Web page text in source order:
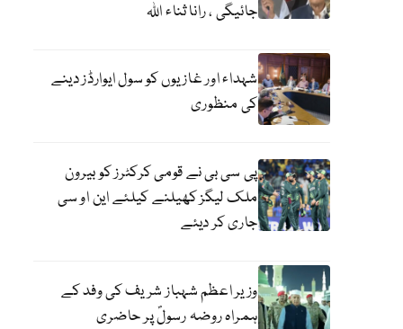
جائیگی ، رانا ثناء اللہ
شہداء اور غازیوں کو سول ایوارڈز دینے
کی منظوری
پی سی بی نے قومی کرکٹرز کو بیرون
ملک لیگز کھیلنے کیلئے این او سی
جاری کر دیئے
وزیر اعظم شہباز شریف کی وفد کے
ہمراہ روضہ رسولؐ پر حاضری